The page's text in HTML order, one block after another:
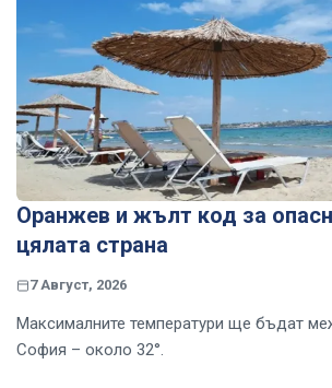
Оранжев и жълт код за
цялата страна
7 Август, 2026
Максималните температури ще бъдат
София – около 32°.